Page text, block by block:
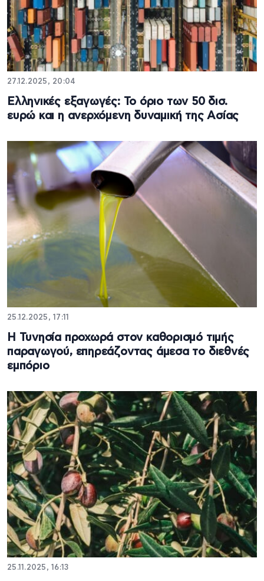
27.12.2025, 20:04
Ελληνικές εξαγωγές: Το όριο των 50 δισ.
ευρώ και η ανερχόμενη δυναμική της Ασίας
25.12.2025, 17:11
H Τυνησία προχωρά στον καθορισμό τιμής
παραγωγού, επηρεάζοντας άμεσα το διεθνές
εμπόριο
25.11.2025, 16:13